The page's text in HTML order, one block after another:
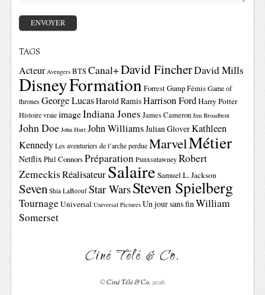
TAGS
Acteur Avengers BTSCanal+David FincherDavid Mills
DisneyFormationForrest GumpFémis Game of
thrones George LucasHarold RamisHarrison FordHarry Potter
Histoire vraie imageIndiana Jones James Cameron Jim Broadbent
John Doe John Hurt John WilliamsJulian GloverKathleen
Kennedy Les aventuriers de l’arche perdue MarvelMétier
NetflixPhil ConnorsPréparation Punxsutawney Robert
ZemeckisRéalisateurSalaire Samuel L. Jackson
Seven Shia LaBeouf Star WarsSteven Spielberg
TournageUniversal Universal Pictures Un jour sans finWilliam
Somerset
Ciné Télé & Co.
©Ciné Télé & Co.2026